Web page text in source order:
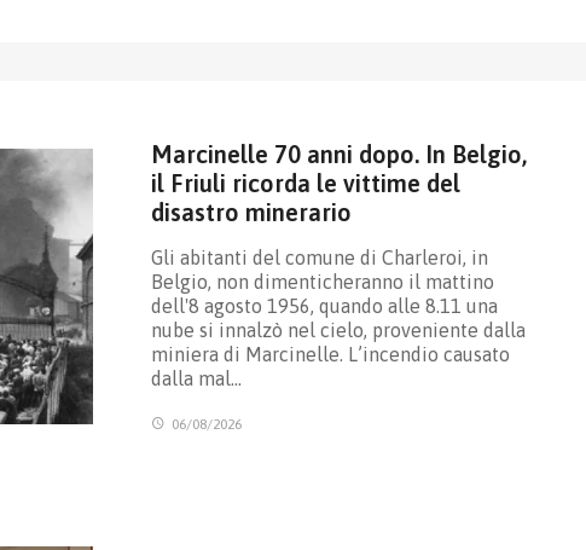
Marcinelle 70 anni dopo. In Belgio,
il Friuli ricorda le vittime del
disastro minerario
Gli abitanti del comune di Charleroi, in
Belgio, non dimenticheranno il mattino
dell'8 agosto 1956, quando alle 8.11 una
nube si innalzò nel cielo, proveniente dalla
miniera di Marcinelle. L’incendio causato
dalla mal…
06/08/2026